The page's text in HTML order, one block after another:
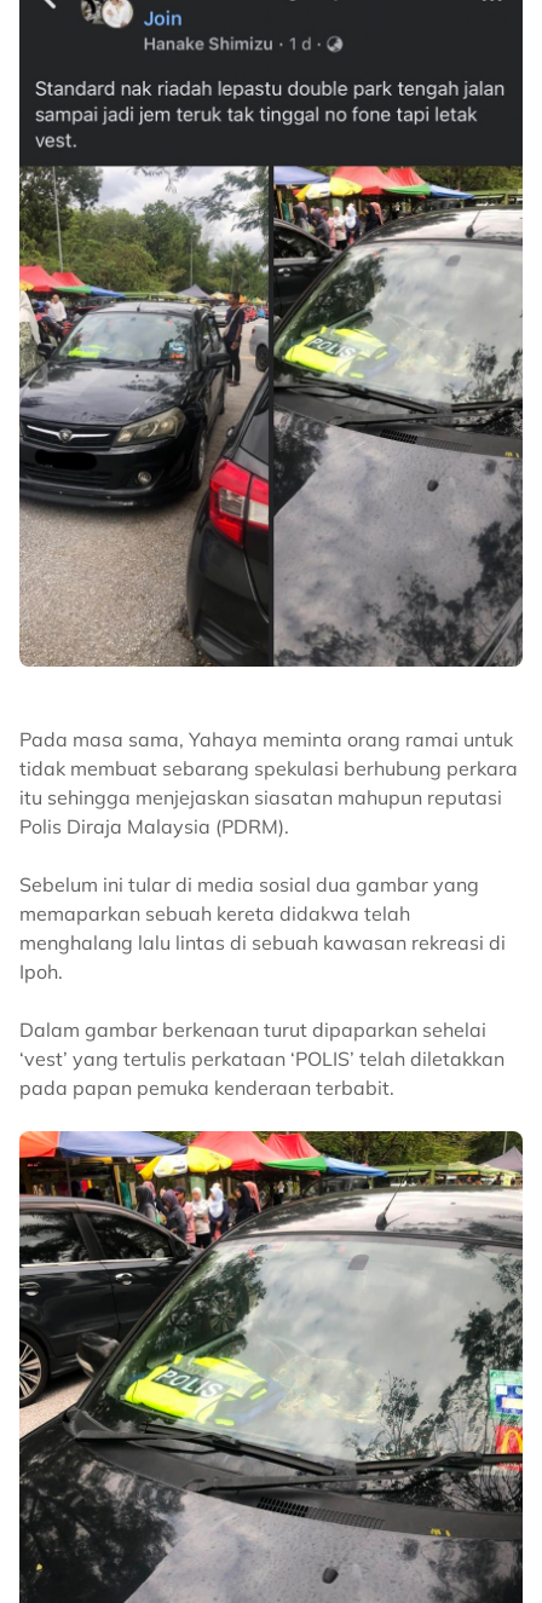
Pada masa sama, Yahaya meminta orang ramai untuk
tidak membuat sebarang spekulasi berhubung perkara
itu sehingga menjejaskan siasatan mahupun reputasi
Polis Diraja Malaysia (PDRM).
Sebelum ini tular di media sosial dua gambar yang
memaparkan sebuah kereta didakwa telah
menghalang lalu lintas di sebuah kawasan rekreasi di
Ipoh.
Dalam gambar berkenaan turut dipaparkan sehelai
‘vest’ yang tertulis perkataan ‘POLIS’ telah diletakkan
pada papan pemuka kenderaan terbabit.